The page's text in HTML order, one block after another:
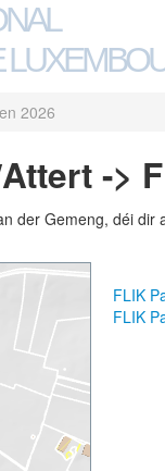
2026
->
der Gemeng, déi
FLIK
FLIK